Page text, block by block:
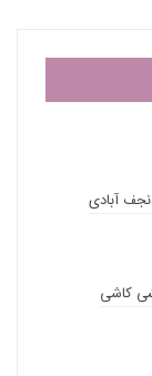
آبادی
کاشی